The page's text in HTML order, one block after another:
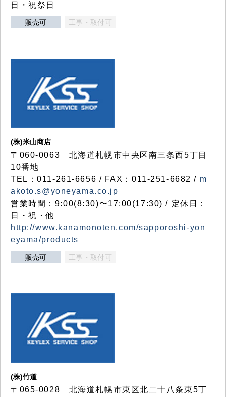
日・祝祭日
販売可 工事・取付可
(株)米山商店
〒060-0063 北海道札幌市中央区南三条西5丁目
10番地
TEL：011-261-6656 / FAX：011-251-6682 / m
akoto.s@yoneyama.co.jp
営業時間：9:00(8:30)〜17:00(17:30) / 定休日：
日・祝・他
http://www.kanamonoten.com/sapporoshi-yon
eyama/products
販売可 工事・取付可
(株)竹道
〒065-0028 北海道札幌市東区北二十八条東5丁